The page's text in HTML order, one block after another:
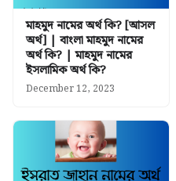
মাহমুদ নামের অর্থ কি? [আসল
অর্থ] | বাংলা মাহমুদ নামের
অর্থ কি? | মাহমুদ নামের
ইসলামিক অর্থ কি?
December 12, 2023